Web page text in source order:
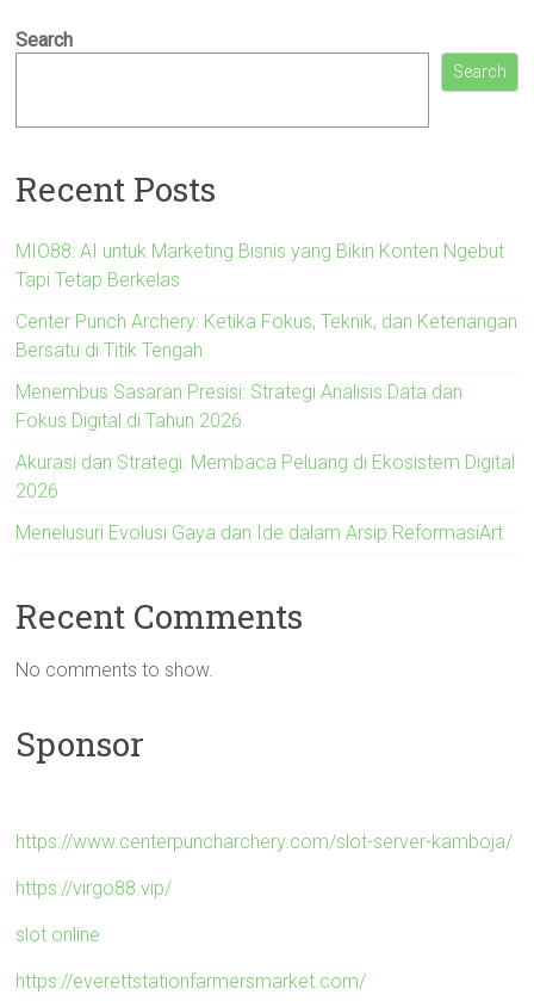
Search
Search
Recent Posts
MIO88: AI untuk Marketing Bisnis yang Bikin Konten Ngebut
Tapi Tetap Berkelas
Center Punch Archery: Ketika Fokus, Teknik, dan Ketenangan
Bersatu di Titik Tengah
Menembus Sasaran Presisi: Strategi Analisis Data dan
Fokus Digital di Tahun 2026
Akurasi dan Strategi: Membaca Peluang di Ekosistem Digital
2026
Menelusuri Evolusi Gaya dan Ide dalam Arsip ReformasiArt
Recent Comments
No comments to show.
Sponsor
https://www.centerpuncharchery.com/slot-server-kamboja/
https://virgo88.vip/
slot online
https://everettstationfarmersmarket.com/